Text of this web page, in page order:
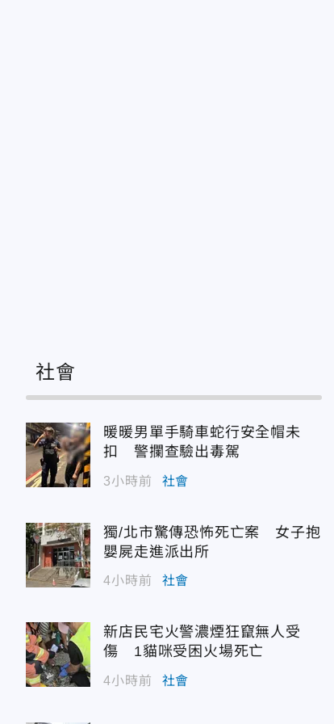
社會
暖暖男單手騎車蛇行安全帽未
扣 警攔查驗出毒駕
3小時前 社會
獨/北市驚傳恐怖死亡案 女子抱
嬰屍走進派出所
4小時前 社會
新店民宅火警濃煙狂竄無人受
傷 1貓咪受困火場死亡
4小時前 社會